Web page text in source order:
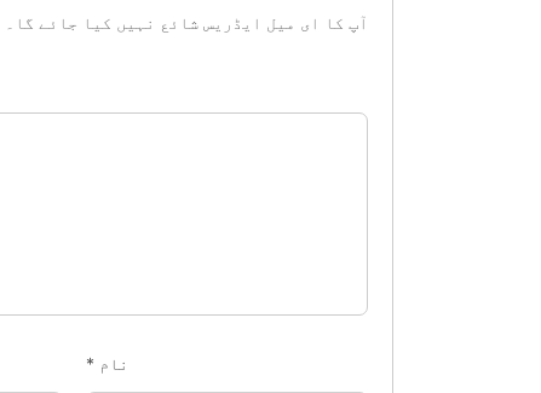
آپ کا ای میل ایڈریس شائع نہیں کیا جائے گا۔
نام *